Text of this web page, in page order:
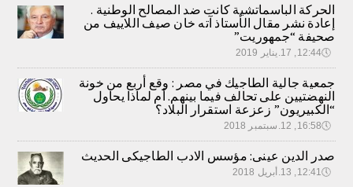
الحركة الباسماتشية كانت ضد المصالح الوطنية .
إعادة نشر مقال الأستاذ آته خان صيف اللاييف من
صحيفة “جمهوريت”
🕔12:44, 17.يناير 2019
جمعية جالية الطاجيك في مصر : وقع أربع من خونة
النهضتيين على تحالف فيما بينهم. أم لماذا يحاول
“الكبيريون” زعزعة استقرار البلاد؟
🕔16:58, 12.سبتمبر 2018
صدر الدين عينى: مؤسس الادب الطاجيكى الحديث
🕔12:41, 13.أبريل 2018